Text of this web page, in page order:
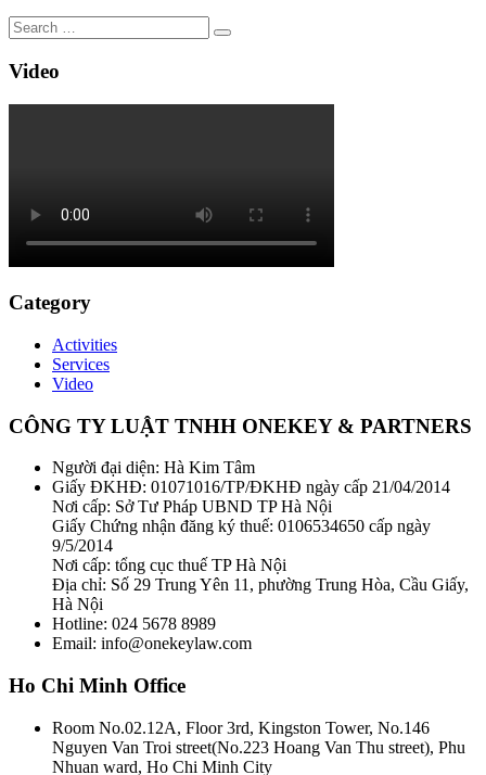
Video
Category
Activities
Services
Video
CÔNG TY LUẬT TNHH ONEKEY & PARTNERS
Người đại diện: Hà Kim Tâm
Giấy ĐKHĐ: 01071016/TP/ĐKHĐ ngày cấp 21/04/2014
Nơi cấp: Sở Tư Pháp UBND TP Hà Nội
Giấy Chứng nhận đăng ký thuế: 0106534650 cấp ngày
9/5/2014
Nơi cấp: tổng cục thuế TP Hà Nội
Địa chỉ: Số 29 Trung Yên 11, phường Trung Hòa, Cầu Giấy,
Hà Nội
Hotline: 024 5678 8989
Email: info@onekeylaw.com
Ho Chi Minh Office
Room No.02.12A, Floor 3rd, Kingston Tower, No.146
Nguyen Van Troi street(No.223 Hoang Van Thu street), Phu
Nhuan ward, Ho Chi Minh City